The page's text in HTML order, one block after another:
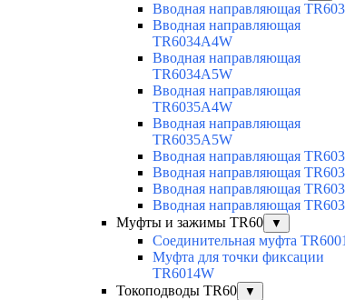
Вводная направляющая
Вводная направляющая
TR6034A4W
Вводная направляющая
TR6034A5W
Вводная направляющая
TR6035A4W
Вводная направляющая
TR6035A5W
Вводная направляющая
Вводная направляющая
Вводная направляющая
Вводная направляющая
Муфты и зажимы TR60
▼
Соединительная муфта
Муфта для точки фиксации
TR6014W
Токоподводы TR60
▼